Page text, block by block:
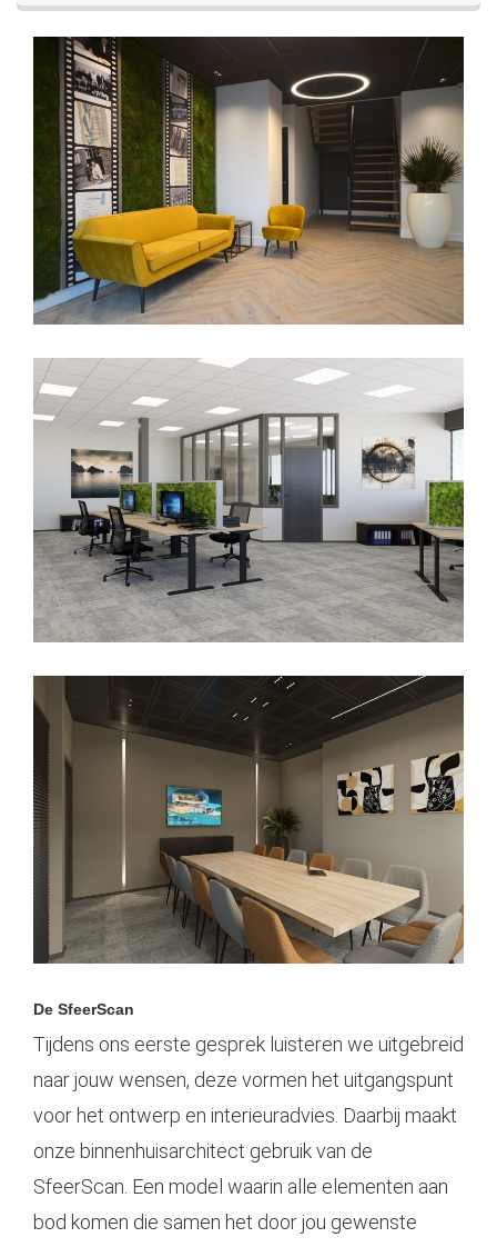
De SfeerScan
Tijdens ons eerste gesprek luisteren we uitgebreid
naar jouw wensen, deze vormen het uitgangspunt
voor het ontwerp en interieuradvies. Daarbij maakt
onze binnenhuisarchitect gebruik van de
SfeerScan. Een model waarin alle elementen aan
bod komen die samen het door jou gewenste